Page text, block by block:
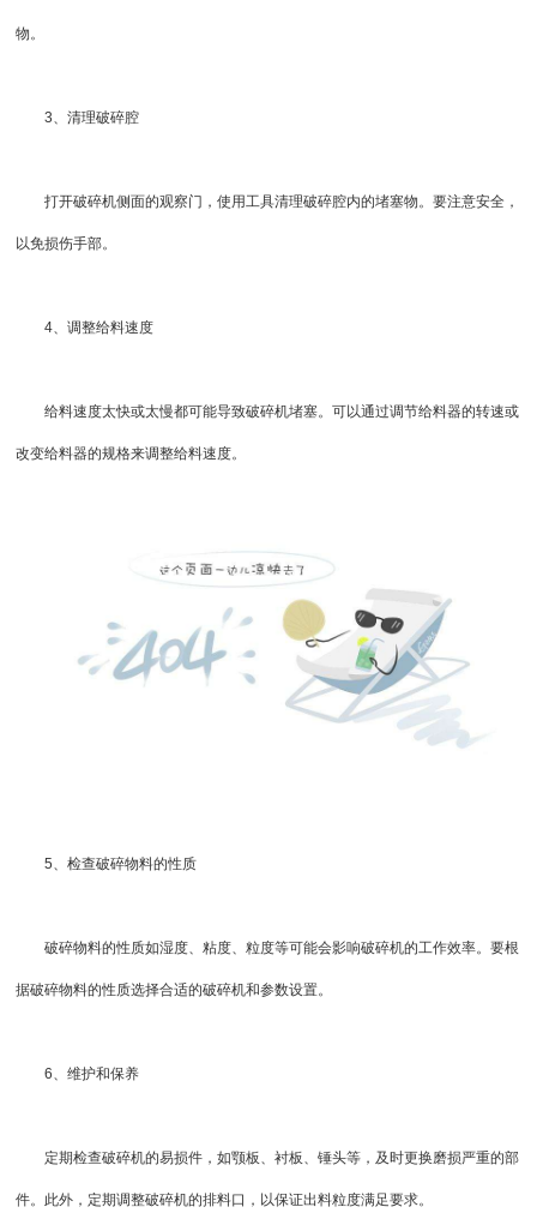
物。
3、清理破碎腔
打开破碎机侧面的观察门，使用工具清理破碎腔内的堵塞物。要注意安全，
以免损伤手部。
4、调整给料速度
给料速度太快或太慢都可能导致破碎机堵塞。可以通过调节给料器的转速或
改变给料器的规格来调整给料速度。
5、检查破碎物料的性质
破碎物料的性质如湿度、粘度、粒度等可能会影响破碎机的工作效率。要根
据破碎物料的性质选择合适的破碎机和参数设置。
6、维护和保养
定期检查破碎机的易损件，如颚板、衬板、锤头等，及时更换磨损严重的部
件。此外，定期调整破碎机的排料口，以保证出料粒度满足要求。